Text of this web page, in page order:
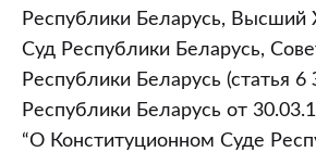
Республики Беларусь, Высший
Суд Республики Беларусь,
Республики Беларусь (статья 6
Республики Беларусь от
“О Конституционном Суде